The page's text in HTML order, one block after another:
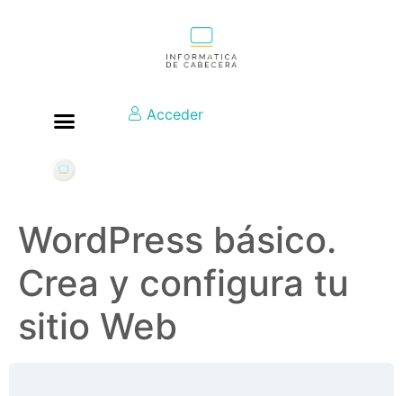
Acceder
WordPress básico.
Crea y configura tu
sitio Web